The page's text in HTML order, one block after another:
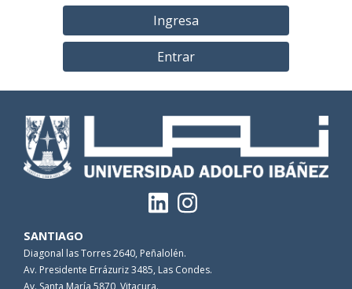
Ingresa
Entrar
SANTIAGO
Diagonal las Torres 2640, Peñalolén.
Av. Presidente Errázuriz 3485, Las Condes.
Av. Santa María 5870, Vitacura.